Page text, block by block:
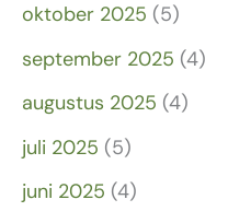
oktober 2025 (5)
september 2025 (4)
augustus 2025 (4)
juli 2025 (5)
juni 2025 (4)